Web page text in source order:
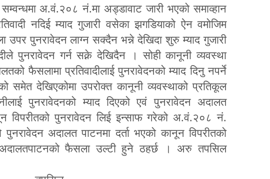
अ.वं.२०८ नं.मा अड्डावाट जारी भएको समाव्हान
नदिई म्याद गुजारी वसेका झगडियाको ऐन वमोजिम
पुनरावेदन लाग्न सक्दैन भन्ने देखिदा शुरु म्याद गुजारी
पुनरावेदन गर्न सक्ने देखिदैन । सोही कानूनी व्यवस्था
फैसलामा प्रतिवादीलाई पुनरावेदनको म्याद दिनु नपर्ने
समेत देखिएकोमा उपरोक्त कानूनी व्यवस्थाको प्रतिकूल
पुनरावेदनको म्याद दिएको एवं पुनरावेदन अदालत
विपरीतको पुनरावेदन लिई इन्साफ गरेको अ.वं.२०८ नं.
पुनरावेदन अदालत पाटनमा दर्ता भएको कानून विपरीतको
फैसला उल्टी हुने ठहर्छ । अरु तपसिल